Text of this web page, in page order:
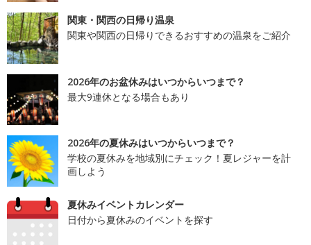
関東・関西の日帰り温泉
関東や関西の日帰りできるおすすめの温泉をご紹介
2026年のお盆休みはいつからいつまで？
最大9連休となる場合もあり
2026年の夏休みはいつからいつまで？
学校の夏休みを地域別にチェック！夏レジャーを計
画しよう
夏休みイベントカレンダー
日付から夏休みのイベントを探す